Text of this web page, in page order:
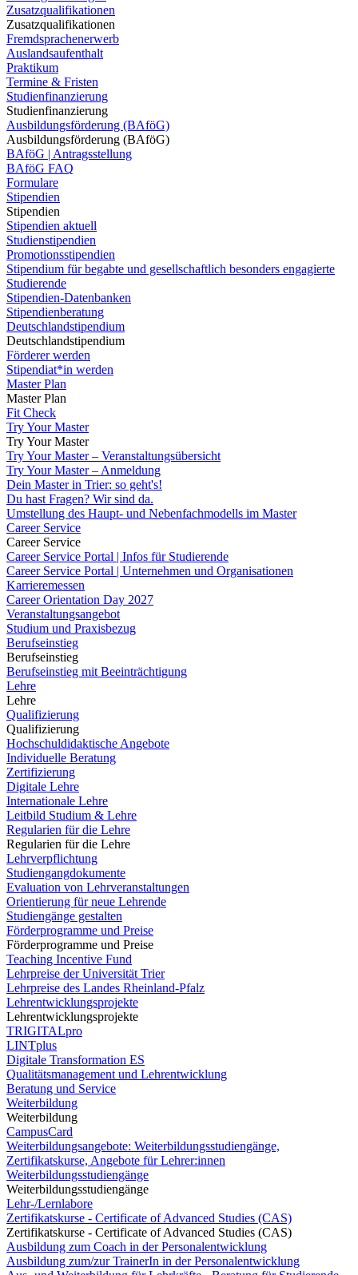
Zusatzqualifikationen
Zusatzqualifikationen
Fremdsprachenerwerb
Auslandsaufenthalt
Praktikum
Termine & Fristen
Studienfinanzierung
Studienfinanzierung
Ausbildungsförderung (BAföG)
Ausbildungsförderung (BAföG)
BAföG | Antragsstellung
BAföG FAQ
Formulare
Stipendien
Stipendien
Stipendien aktuell
Studienstipendien
Promotionsstipendien
Stipendium für begabte und gesellschaftlich besonders engagierte
Studierende
Stipendien-Datenbanken
Stipendienberatung
Deutschlandstipendium
Deutschlandstipendium
Förderer werden
Stipendiat*in werden
Master Plan
Master Plan
Fit Check
Try Your Master
Try Your Master
Try Your Master – Veranstaltungsübersicht
Try Your Master – Anmeldung
Dein Master in Trier: so geht's!
Du hast Fragen? Wir sind da.
Umstellung des Haupt- und Nebenfachmodells im Master
Career Service
Career Service
Career Service Portal | Infos für Studierende
Career Service Portal | Unternehmen und Organisationen
Karrieremessen
Career Orientation Day 2027
Veranstaltungsangebot
Studium und Praxisbezug
Berufseinstieg
Berufseinstieg
Berufseinstieg mit Beeinträchtigung
Lehre
Lehre
Qualifizierung
Qualifizierung
Hochschuldidaktische Angebote
Individuelle Beratung
Zertifizierung
Digitale Lehre
Internationale Lehre
Leitbild Studium & Lehre
Regularien für die Lehre
Regularien für die Lehre
Lehrverpflichtung
Studiengangdokumente
Evaluation von Lehrveranstaltungen
Orientierung für neue Lehrende
Studiengänge gestalten
Förderprogramme und Preise
Förderprogramme und Preise
Teaching Incentive Fund
Lehrpreise der Universität Trier
Lehrpreise des Landes Rheinland-Pfalz
Lehrentwicklungsprojekte
Lehrentwicklungsprojekte
TRIGITALpro
LINTplus
Digitale Transformation ES
Qualitätsmanagement und Lehrentwicklung
Beratung und Service
Weiterbildung
Weiterbildung
CampusCard
Weiterbildungsangebote: Weiterbildungsstudiengänge,
Zertifikatskurse, Angebote für Lehrer:innen
Weiterbildungsstudiengänge
Weiterbildungsstudiengänge
Lehr-/Lernlabore
Zertifikatskurse - Certificate of Advanced Studies (CAS)
Zertifikatskurse - Certificate of Advanced Studies (CAS)
Ausbildung zum Coach in der Personalentwicklung
Ausbildung zum/zur TrainerIn in der Personalentwicklung